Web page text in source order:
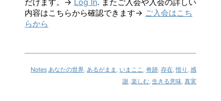
だけます。→ Log In. またご入会や入会の詳しい
内容はこちらから確認できます→ ご入会はこち
らから
Notes あなたの世界, あるがまま , いまここ , 奇跡, 存在,悟り , 感
謝, 楽しむ, 生きる意味, 真実